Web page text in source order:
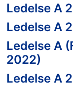
Ledelse A
Ledelse A
Ledelse A
2022)
Ledelse A